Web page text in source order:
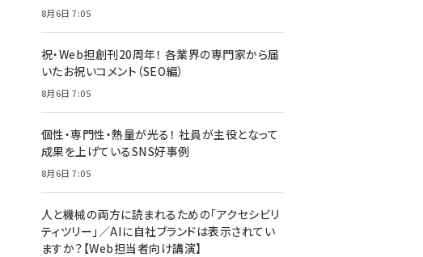
8月6日 7:05
祝・Web担創刊20周年！ 各業界の専門家から届
いたお祝いコメント（SEO編）
8月6日 7:05
個性・専門性・熱量が光る！ 社員が主役となって
成果を上げているSNS好事例
8月6日 7:05
人と機械の両方に読まれるための「アクセシビリ
ティツリー」／AIに自社ブランドは表示されてい
ますか？【Web担当者向け講演】